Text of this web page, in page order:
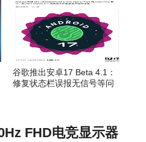
谷歌推出安卓17 Beta 4.1：
修复状态栏误报无信号等问
FHD电竞显示器